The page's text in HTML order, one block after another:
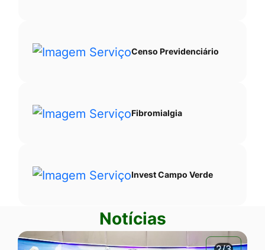
Censo Previdenciário
Fibromialgia
Invest Campo Verde
Notícias